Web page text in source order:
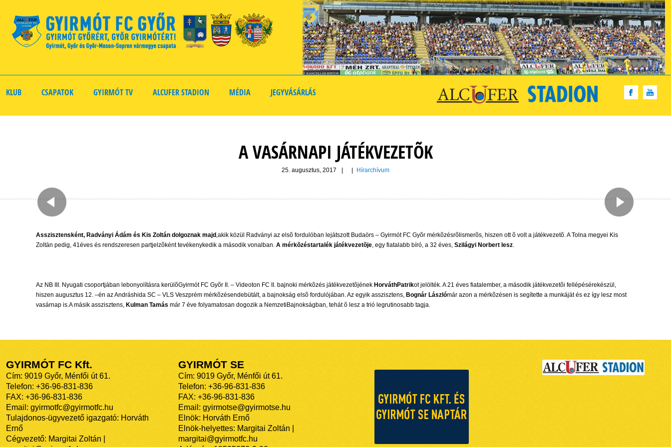
KLUB CSAPATOK GYIRMÓT TV ALCUFER STADION MÉDIA JEGYVÁSÁRLÁS
A VASÁRNAPI JÁTÉKVEZETÕK
25. augusztus, 2017 Hírarchívum
Asszisztensként, Radványi Ádám és Kis Zoltán dolgoznak majd ,akik közül Radványi az elsõ fordulóban lejátszott Budaörs – Gyirmót FC Gyõr mérkõzésrõlismerõs, hiszen ott õ volt a játékvezetõ. A Tolna megyei Kis
Zoltán pedig, 41éves és rendszeresen partjelzõként tevékenykedik a második vonalban. A mérkõzéstartalék játékvezetõje, egy fiatalabb bíró, a 32 éves, Szilágyi Norbert lesz.
Az NB III. Nyugati csoportjában lebonyolításra kerülõGyirmót FC Gyõr II. – Videoton FC II. bajnoki mérkõzés játékvezetõjének HorváthPatrikot jelölték. A 21 éves fiatalember, a második játékvezetõi fellépésérekészül,
hiszen augusztus 12. –én az Andráshida SC – VLS Veszprém mérkõzésendebütált, a bajnokság elsõ fordulójában. Az egyik asszisztens, Bognár Lászlómár azon a mérkõzésen is segítette a munkáját és ez így lesz most
vasárnap is.A másik asszisztens, Kulman Tamás már 7 éve folyamatosan dogozik a NemzetiBajnokságban, tehát õ lesz a trió legrutinosabb tagja.
GYIRMÓT FC Kft.
Cím: 9019 Győr, Ménfői út 61.
Telefon: +36-96-831-836
FAX: +36-96-831-836
Email: gyirmotfc@gyirmotfc.hu
Tulajdonos-ügyvezető igazgató: Horváth
Ernő
Cégvezető: Margitai Zoltán |
GYIRMÓT SE
Cím: 9019 Győr, Ménfői út 61.
Telefon: +36-96-831-836
FAX: +36-96-831-836
Email: gyirmotse@gyirmotse.hu
Elnök: Horváth Ernő
Elnök-helyettes: Margitai Zoltán |
margitai@gyirmotfc.hu